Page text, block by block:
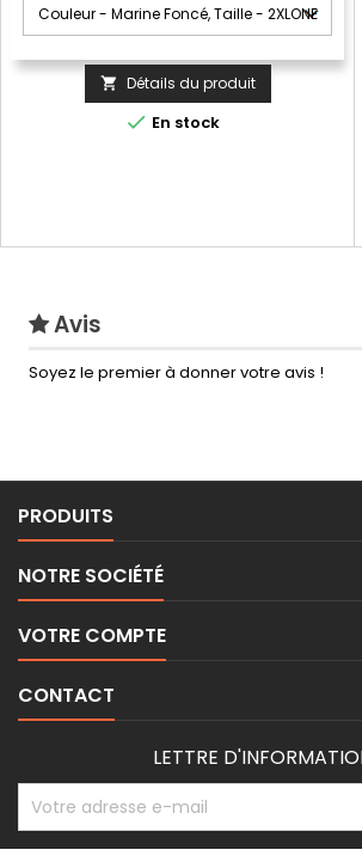
boutonnée.; Col en maille côtelée.;
Coutures dans le cou recouvertes par une
évite le frottement des coutures.
 Détails du produit
 En stock
Avis
Soyez le premier à donner votre avis !
PRODUITS
NOTRE SOCIÉTÉ
VOTRE COMPTE
CONTACT
LETTRE